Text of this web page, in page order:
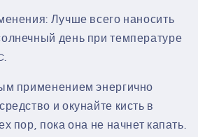
Лучше всего наносить
день при температуре
применением энергично
и окунайте кисть в
пор, пока она не начнет капать.